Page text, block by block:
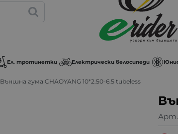
Ел. тротинетки Електрически велосипеди
Външна гума CHAOYANG 10*2.50-6.5 tubeless